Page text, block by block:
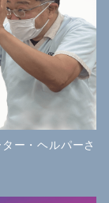
ー・ヘルパーさ